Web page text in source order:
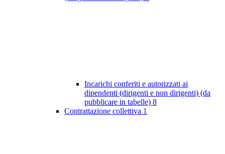
Incarichi conferiti e autorizzati ai
dipendenti (dirigenti e non dirigenti) (da
pubblicare in tabelle) 8
Contrattazione collettiva 1